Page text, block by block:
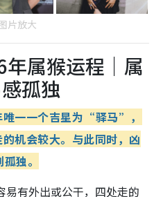
片放大
属猴运程｜属
孤独
唯一一个吉星为“驿马”，
机会较大。与此同时，凶
独。
易有外出或公干，四处走的